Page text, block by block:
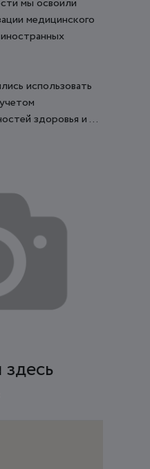
медицинского
использовать
здоровья и ...